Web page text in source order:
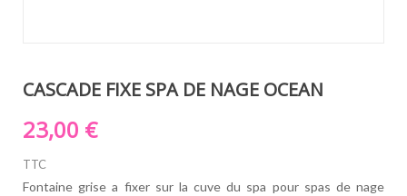
CASCADE FIXE SPA DE NAGE OCEAN
23,00 €
TTC
Fontaine grise a fixer sur la cuve du spa pour spas de nage